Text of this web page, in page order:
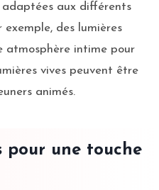
aux différents
des lumières
atmosphère intime pour
vives peuvent être
animés.
pour une touche